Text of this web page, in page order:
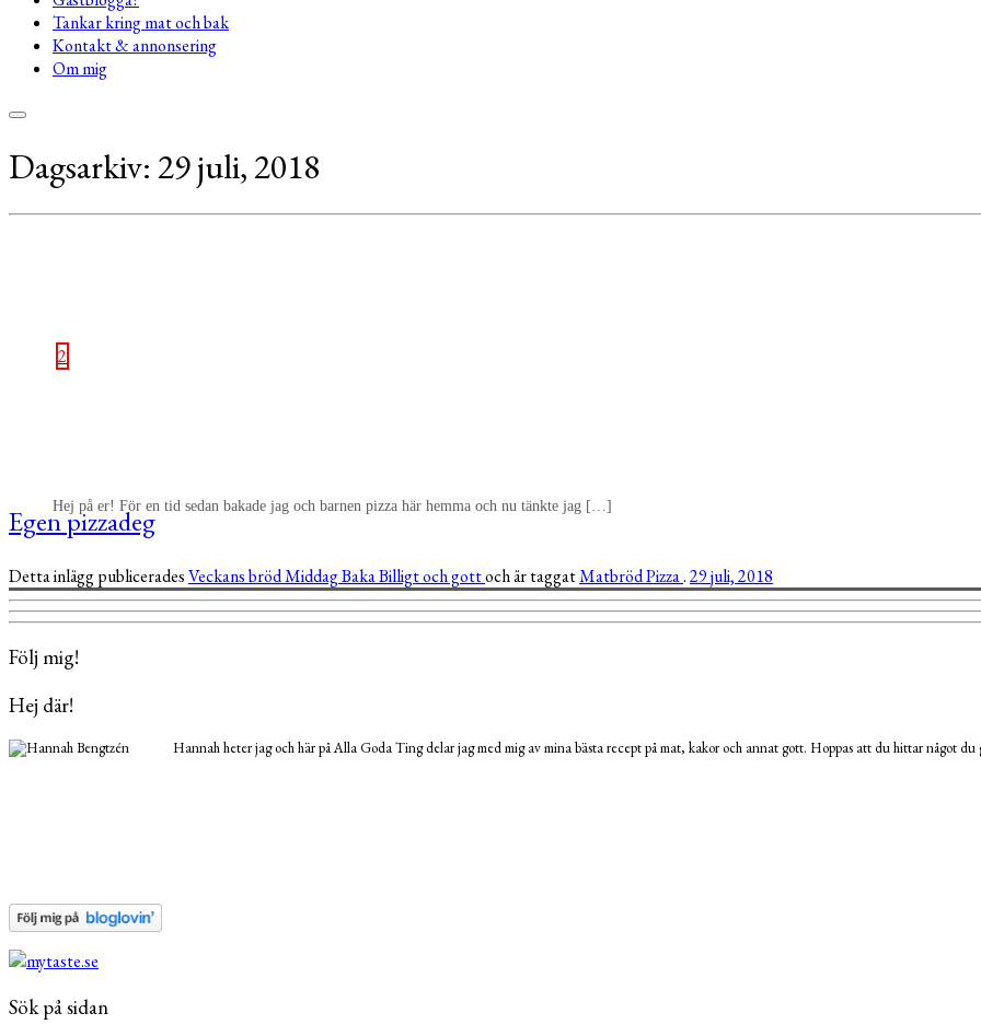
Tankar kring mat och bak
Kontakt & annonsering
Om mig
Dagsarkiv:29 juli, 2018
2
Hej på er! För en tid sedan bakade jag och barnen pizza här hemma och nu tänkte jag […]
Egen pizzadeg
Detta inlägg publiceradesVeckans brödMiddagBakaBilligt och gottoch är taggatMatbrödPizza.29 juli, 2018
Följ mig!
Hej där!
Hannah heter jag och här på Alla Goda Ting delar jag med mig av mina bästa recept på mat, kakor och annat gott. Hoppas att du hittar något du
Sök på sidan